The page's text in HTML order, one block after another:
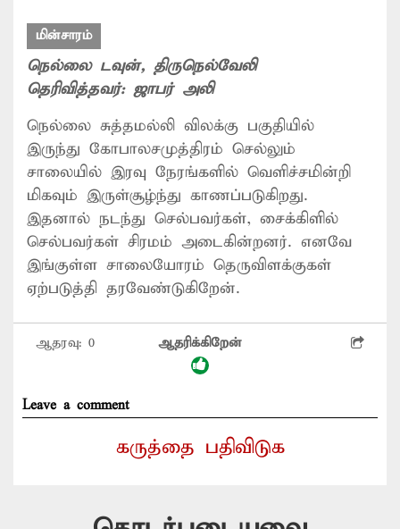
மின்சாரம்
நெல்லை டவுன், திருநெல்வேலி
தெரிவித்தவர்: ஜாபர் அலி
நெல்லை சுத்தமல்லி விலக்கு பகுதியில்
இருந்து கோபாலசமுத்திரம் செல்லும்
சாலையில் இரவு நேரங்களில் வெளிச்சமின்றி
மிகவும் இருள்சூழ்ந்து காணப்படுகிறது.
இதனால் நடந்து செல்பவர்கள், சைக்கிளில்
செல்பவர்கள் சிரமம் அடைகின்றனர். எனவே
இங்குள்ள சாலையோரம் தெருவிளக்குகள்
ஏற்படுத்தி தரவேண்டுகிறேன்.
ஆதரவு: 0 ஆதரிக்கிறேன்
Leave a comment
கருத்தை பதிவிடுக